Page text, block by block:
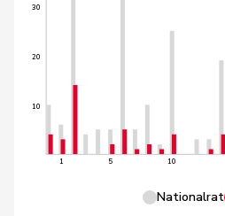
10
20
30
1 5 10
Nationalrat